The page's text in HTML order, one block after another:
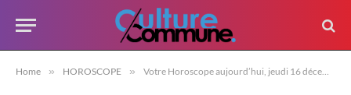
Home » HOROSCOPE » Votre Horoscope aujourd’hui, jeudi 16 décembre 2021